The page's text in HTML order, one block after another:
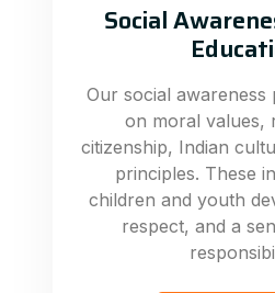
Social
Our social
on moral values,
citizenship, Indian
principles. These
children and youth
respect, and a